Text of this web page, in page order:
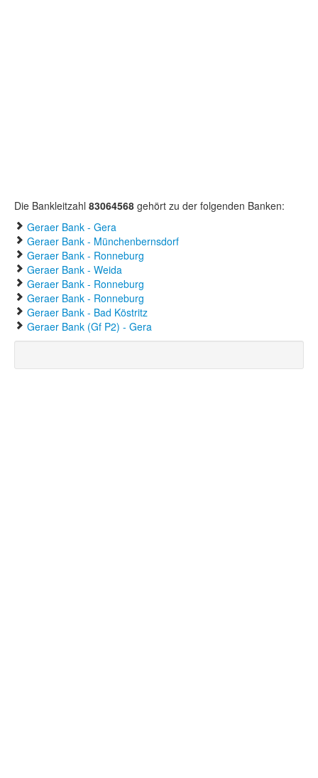
Die Bankleitzahl 83064568 gehört zu der folgenden Banken:
Geraer Bank - Gera
Geraer Bank - Münchenbernsdorf
Geraer Bank - Ronneburg
Geraer Bank - Weida
Geraer Bank - Ronneburg
Geraer Bank - Ronneburg
Geraer Bank - Bad Köstritz
Geraer Bank (Gf P2) - Gera